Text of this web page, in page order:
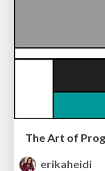
The Art of
erikaheidi